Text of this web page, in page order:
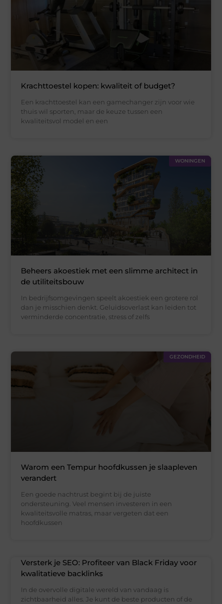
Krachttoestel kopen: kwaliteit of budget?
Een krachttoestel kan een gamechanger zijn voor wie
thuis wil sporten, maar de keuze tussen een
kwaliteitsvol model en een
WONINGEN
Beheers akoestiek met een slimme architect in
de utiliteitsbouw
In bedrijfsomgevingen speelt akoestiek een grotere rol
dan je misschien denkt. Geluidsoverlast kan leiden tot
verminderde concentratie, stress of zelfs
GEZONDHEID
Warom een Tempur hoofdkussen je slaapleven
verandert
Een goede nachtrust begint bij de juiste
ondersteuning. Veel mensen investeren in een
kwaliteitsvolle matras, maar vergeten dat een
hoofdkussen
Versterk je SEO: Profiteer van Black Friday voor
kwalitatieve backlinks
In de overvolle digitale wereld van vandaag is
zichtbaarheid alles. Je kunt de beste producten of de